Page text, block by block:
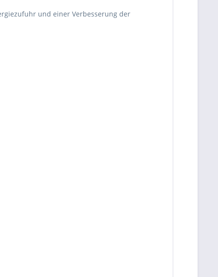
und einer Verbesserung der